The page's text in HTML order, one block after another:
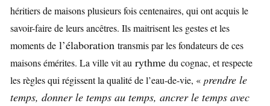
héritiers de maisons plusieurs fois centenaires, qui ont acquis le
savoir-faire de leurs ancêtres. Ils maitrisent les gestes et les
moments de l’élaboration transmis par les fondateurs de ces
maisons émérites. La ville vit au rythme du cognac, et respecte
les règles qui régissent la qualité de l’eau-de-vie, « prendre le
temps, donner le temps au temps, ancrer le temps avec